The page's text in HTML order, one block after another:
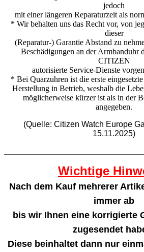
jedoch
mit einer längeren Reparaturzeit als
* Wir behalten uns das Recht vor, von
dieser
(Reparatur-) Garantie Abstand zu
Beschädigungen an der Armbanduhr
CITIZEN
autorisierte Service-Dienste
* Bei Quarzuhren ist die erste
Herstellung in Betrieb, weshalb die
möglicherweise kürzer ist als in der
angegeben.
(Quelle: Citizen Watch Europe
15.11.2025)
Wichtige
Nach dem Kauf mehrerer
immer ab
bis wir Ihnen eine korrigierte
zugesendet
Diese beinhaltet dann nur